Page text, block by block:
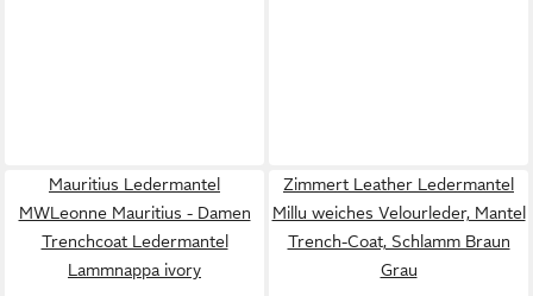
Mauritius Ledermantel
MWLeonne Mauritius - Damen
Trenchcoat Ledermantel
Lammnappa ivory
Zimmert Leather Ledermantel
Millu weiches Velourleder, Mantel
Trench-Coat, Schlamm Braun
Grau